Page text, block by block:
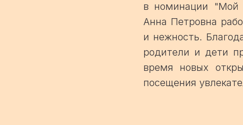
в номинации "Мой
Анна Петровна
и нежность.
родители и дети
время новых
посещения